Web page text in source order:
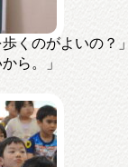
くのがよいの
ら。」